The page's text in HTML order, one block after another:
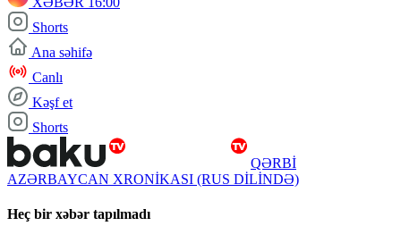
Shorts
Ana səhifə
Canlı
Kəşf et
Shorts
QƏRBİ
AZƏRBAYCAN XRONİKASI (RUS DİLİNDƏ)
Heç bir xəbər tapılmadı